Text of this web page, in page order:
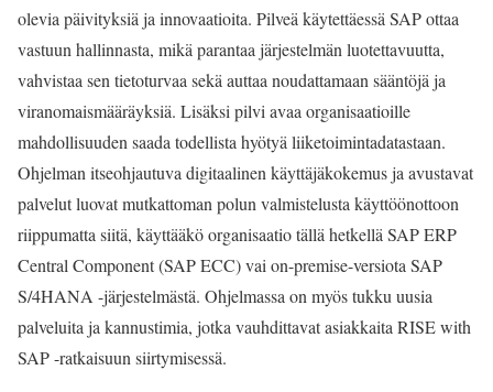
olevia päivityksiä ja innovaatioita. Pilveä käytettäessä SAP ottaa
vastuun hallinnasta, mikä parantaa järjestelmän luotettavuutta,
vahvistaa sen tietoturvaa sekä auttaa noudattamaan sääntöjä ja
viranomaismääräyksiä. Lisäksi pilvi avaa organisaatioille
mahdollisuuden saada todellista hyötyä liiketoimintadatastaan.
Ohjelman itseohjautuva digitaalinen käyttäjäkokemus ja avustavat
palvelut luovat mutkattoman polun valmistelusta käyttöönottoon
riippumatta siitä, käyttääkö organisaatio tällä hetkellä SAP ERP
Central Component (SAP ECC) vai on-premise-versiota SAP
S/4HANA -järjestelmästä. Ohjelmassa on myös tukku uusia
palveluita ja kannustimia, jotka vauhdittavat asiakkaita RISE with
SAP -ratkaisuun siirtymisessä.